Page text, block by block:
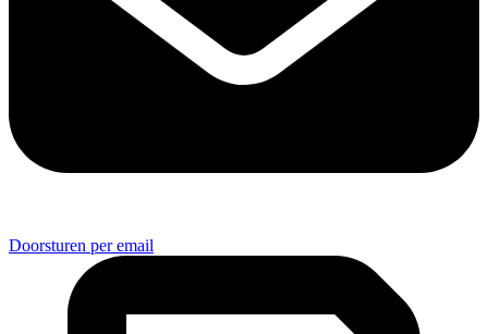
Doorsturen per email